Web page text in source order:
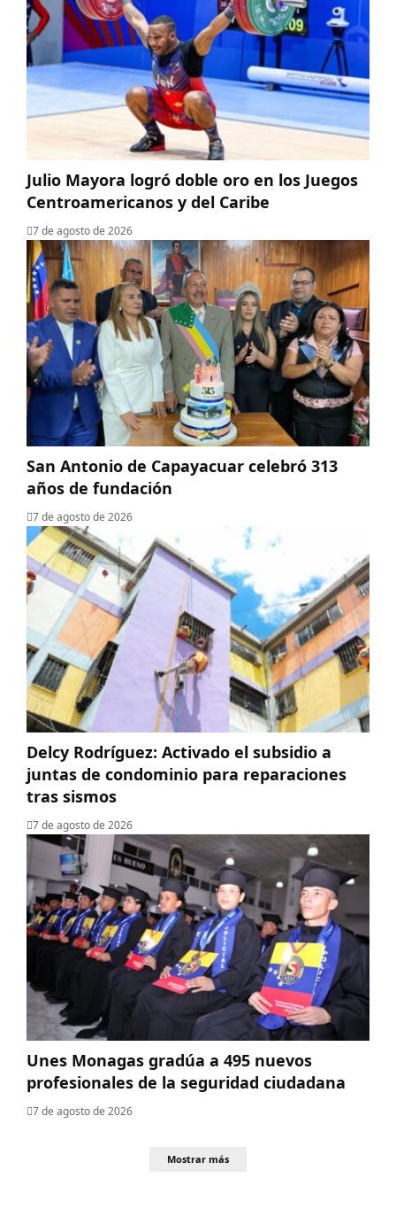
Julio Mayora logró doble oro en los Juegos
Centroamericanos y del Caribe
7 de agosto de 2026
San Antonio de Capayacuar celebró 313
años de fundación
7 de agosto de 2026
Delcy Rodríguez: Activado el subsidio a
juntas de condominio para reparaciones
tras sismos
7 de agosto de 2026
Unes Monagas gradúa a 495 nuevos
profesionales de la seguridad ciudadana
7 de agosto de 2026
Mostrar más